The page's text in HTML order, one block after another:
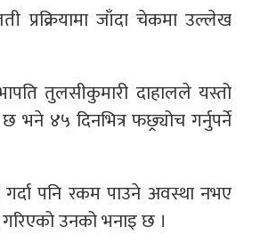
प्रक्रियामा जाँदा चेकमा उल्लेख
तुलसीकुमारी दाहालले यस्तो
४५ दिनभित्र फछ्र्योच गर्नुपर्ने
पनि रकम पाउने अवस्था नभए
उनको भनाइ छ ।